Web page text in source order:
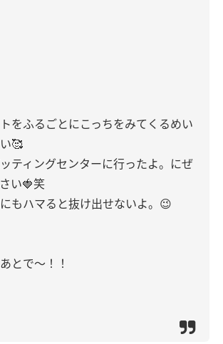
をふるごとにこっちをみてくるめい
🥰
ティングセンターに行ったよ。にぜ
い🍓笑
もハマると抜け出せないよ。😉
とで〜！！